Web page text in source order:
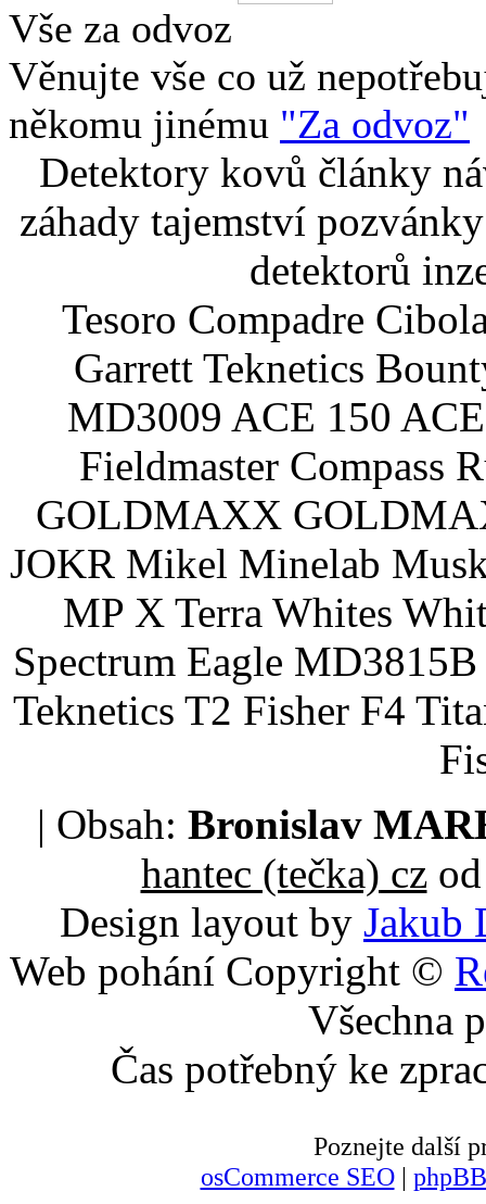
Vše za odvoz
Věnujte vše co už
někomu jinému "Za odvoz"
Detektory kovů články
záhady tajemství
detektorů
Tesoro Compadre
Garrett Teknetics
MD3009 ACE 150
Fieldmaster Compass
GOLDMAXX
JOKR Mikel Minelab
MP X Terra Whites
Spectrum Eagle
Teknetics T2 Fisher F4
| Obsah: Bronislav
hantec (tečka) czod
Design layout by Jakub
Web pohání Copyright ©
Všechna
Čas potřebný ke
Poznejte další
osCommerce SEO|